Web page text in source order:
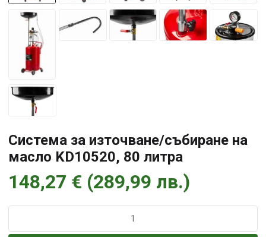
Система за източване/събиране на
масло KD10520, 80 литра
148,27 € (289,99 лв.)